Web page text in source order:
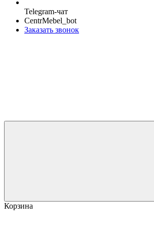
Telegram-чат
CentrMebel_bot
Заказать звонок
Корзина